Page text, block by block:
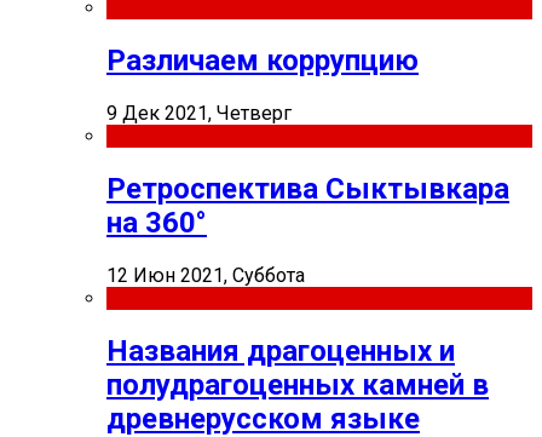
Различаем коррупцию
9 Дек 2021, Четверг
Ретроспектива Сыктывкара
на 360°
12 Июн 2021, Суббота
Названия драгоценных и
полудрагоценных камней в
древнерусском языке